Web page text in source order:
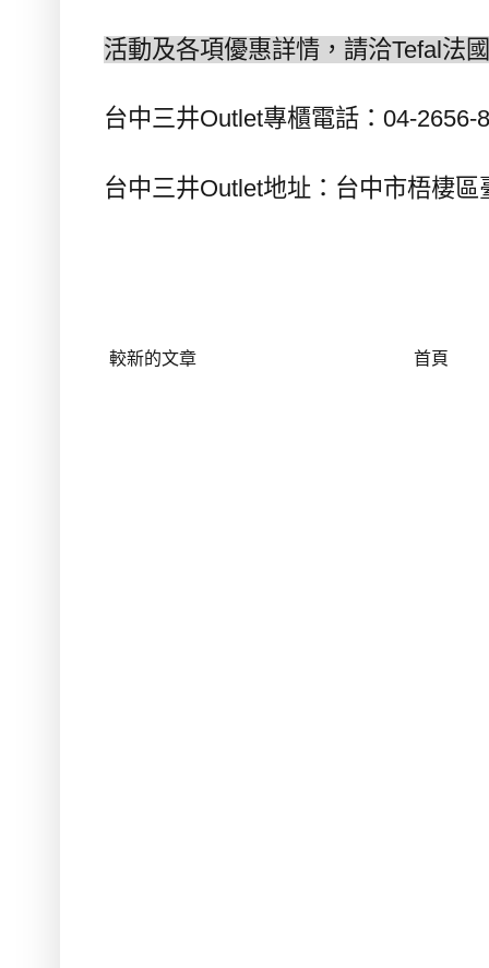
活動及各項優惠詳情，請洽Tefal法
台中三井Outlet專櫃電話： 04-2656-
台中三井Outlet地址：台中市梧棲區
較新的文章 首頁